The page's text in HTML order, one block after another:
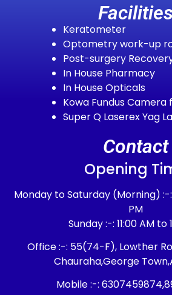
Facilities
Keratometer
Optometry work-up
Post-surgery
In House Pharmacy
In House Opticals
Kowa Fundus
Super Q Laserex Yag
Contact
Opening
Monday to Saturday (Morning) :-
PM
Sunday :-: 11:00 AM to
Office :-: 55(74-F), Lowther
Chauraha,George
Mobile :-: